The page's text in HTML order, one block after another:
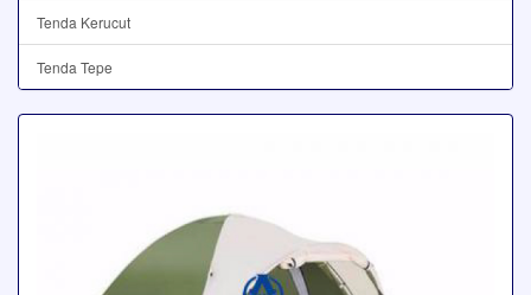
Tenda Kerucut
Tenda Tepe